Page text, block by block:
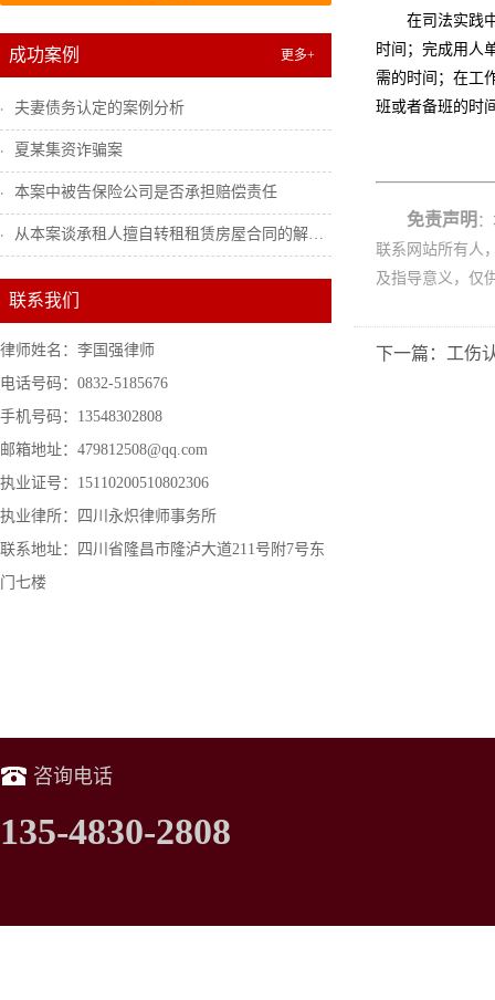
成功案例 更多+
夫妻债务认定的案例分析
夏某集资诈骗案
本案中被告保险公司是否承担赔偿责任
从本案谈承租人擅自转租租赁房屋合同的解除...
联系我们
律师姓名：李国强律师
电话号码：0832-5185676
手机号码：13548302808
邮箱地址：479812508@qq.com
执业证号：15110200510802306
执业律所：四川永炽律师事务所
联系地址：四川省隆昌市隆泸大道211号附7号东
门七楼
在司法实践
时间；完成用人
需的时间；在工
班或者备班的时
免责声明
联系网站所有人
及指导意义，仅
下一篇：工伤
咨询电话
135-4830-2808